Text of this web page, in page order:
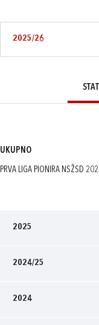
2025/26
UKUPNO
PRVA LIGA PIONIRA NSŽSD
2025
2024/25
2024